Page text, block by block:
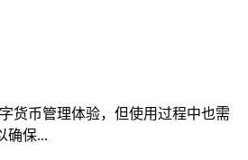
货币管理体验，但使用过程中也需
确保...